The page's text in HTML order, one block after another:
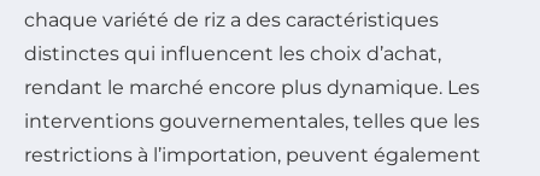
chaque variété de riz a des caractéristiques
distinctes qui influencent les choix d’achat,
rendant le marché encore plus dynamique. Les
interventions gouvernementales, telles que les
restrictions à l’importation, peuvent également